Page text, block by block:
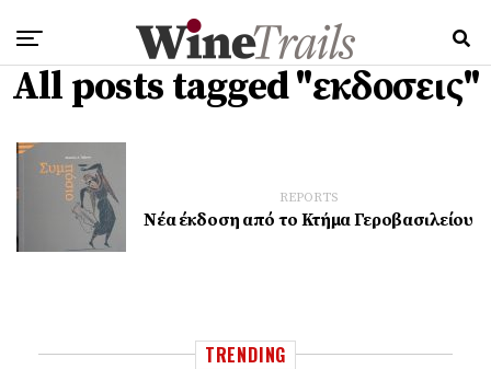
All posts tagged "εκδοσεις"
REPORTS
Νέα έκδοση από το Κτήμα Γεροβασιλείου
TRENDING